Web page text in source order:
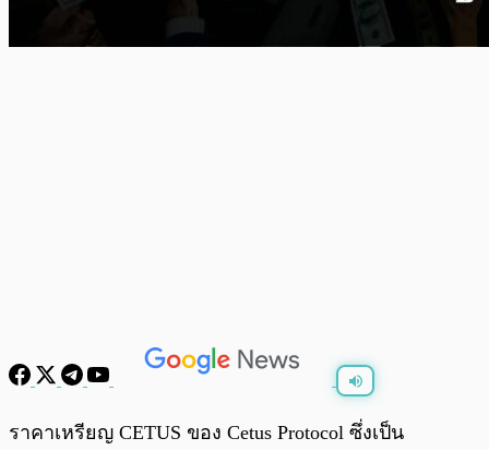
พร้อมเล่น 0:00
ราคาเหรียญ CETUS ของ Cetus Protocol ซึ่งเป็น